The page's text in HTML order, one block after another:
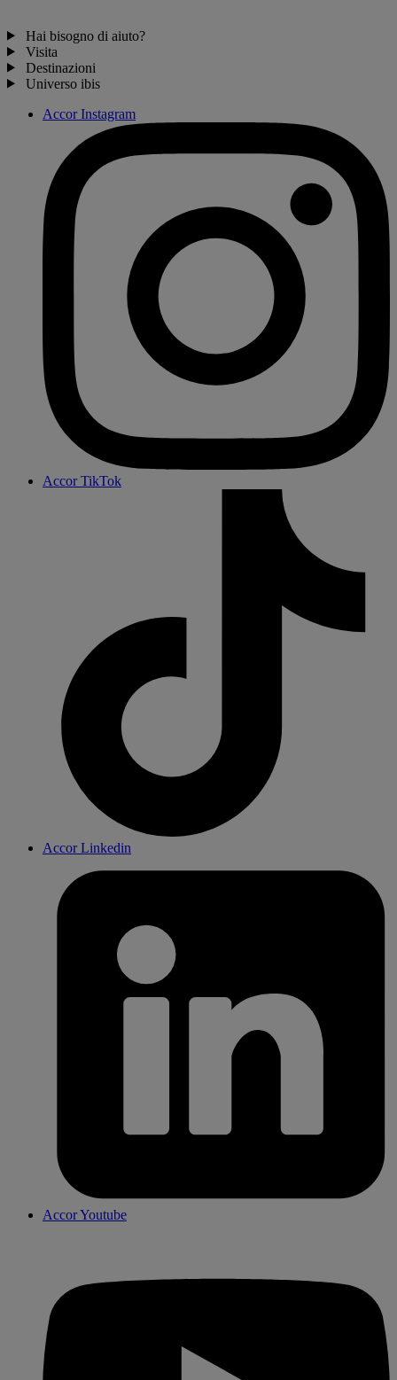
Hai bisogno di aiuto?
Visita
Destinazioni
Universo ibis
Accor Instagram
Accor TikTok
Accor Linkedin
Accor Youtube